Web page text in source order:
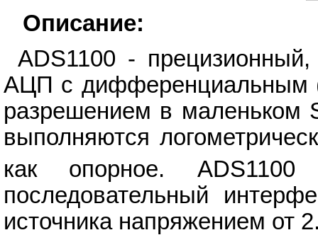
Описание:
ADS1100 -
АЦП с дифференциальным
разрешением в маленьком
выполняются
как опорное. ADS1100
последовательный
источника напряжением от